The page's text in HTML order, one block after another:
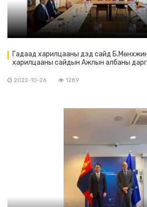
Гадаад харилцааны дэд сайд
харилцааны сайдын Ажлын албаны
2022-10-26 1289